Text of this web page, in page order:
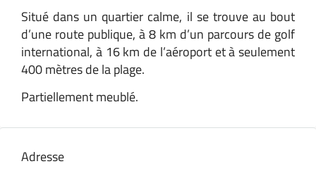
Situé dans un quartier calme, il se trouve au bout
d’une route publique, à 8 km d’un parcours de golf
international, à 16 km de l’aéroport et à seulement
400 mètres de la plage.
Partiellement meublé.
Adresse